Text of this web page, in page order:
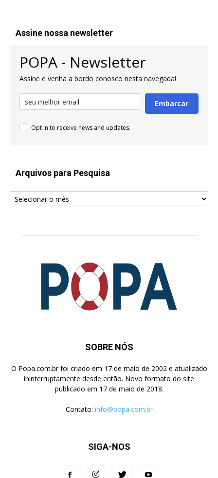
Assine nossa newsletter
POPA - Newsletter
Assine e venha a bordo conosco nesta navegada!
Embarcar
Opt in to receive news and updates.
Arquivos para Pesquisa
Arquivos
para
SOBRE NÓS
O Popa.com.br foi criado em 17 de maio de 2002 e atualizado
ininterruptamente desde então. Novo formato do site
publicado em 17 de maio de 2018.
Contato: info@popa.com.br
SIGA-NOS